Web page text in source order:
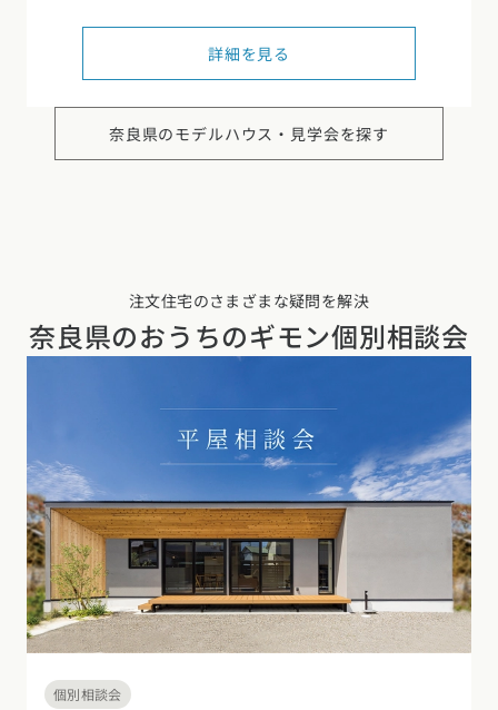
詳細を見る
奈良県のモデルハウス・見学会を探す
注文住宅のさまざまな疑問を解決
奈良県のおうちのギモン個別相談会
個別相談会